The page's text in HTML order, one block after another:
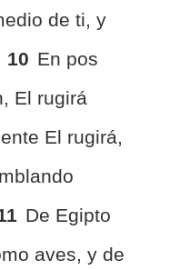
de ti, y
10 En pos
El rugirá
El rugirá,
De Egipto
aves, y de